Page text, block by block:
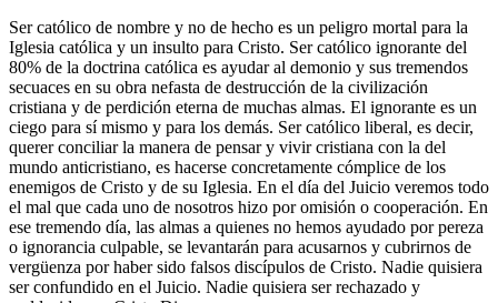
Ser católico de nombre y no de hecho es un peligro mortal para la
Iglesia católica y un insulto para Cristo. Ser católico ignorante del
80% de la doctrina católica es ayudar al demonio y sus tremendos
secuaces en su obra nefasta de destrucción de la civilización
cristiana y de perdición eterna de muchas almas. El ignorante es un
ciego para sí mismo y para los demás. Ser católico liberal, es decir,
querer conciliar la manera de pensar y vivir cristiana con la del
mundo anticristiano, es hacerse concretamente cómplice de los
enemigos de Cristo y de su Iglesia. En el día del Juicio veremos todo
el mal que cada uno de nosotros hizo por omisión o cooperación. En
ese tremendo día, las almas a quienes no hemos ayudado por pereza
o ignorancia culpable, se levantarán para acusarnos y cubrirnos de
vergüenza por haber sido falsos discípulos de Cristo. Nadie quisiera
ser confundido en el Juicio. Nadie quisiera ser rechazado y